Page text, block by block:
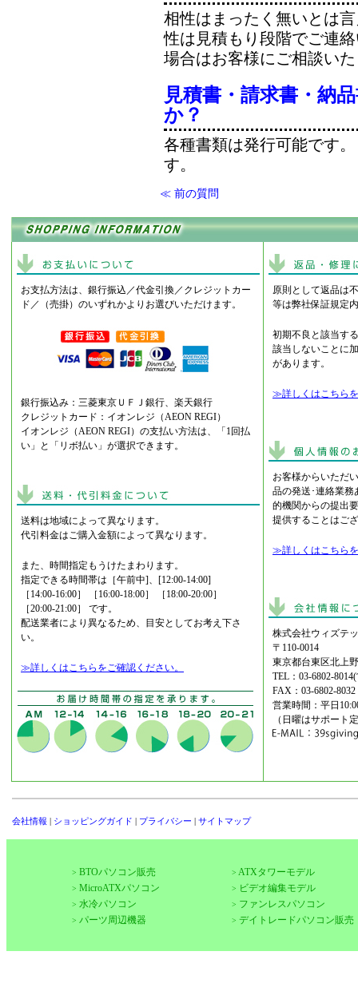
相性はまったく無いとは
性は見積もり段階でご連
場合はお客様にご相談い
見積書・請求書・納
か？
各種書類は発行可能です
す。
≪ 前の質問
お支払方法は、銀行振込／代金引換／クレジットカー
ド／（売掛）のいずれかよりお選びいただけます。
銀行振込み：三菱東京ＵＦＪ銀行、楽天銀行
クレジットカード：イオンレジ（AEON REGI）
イオンレジ（AEON REGI）の支払い方法は、「1回払
い」と「リボ払い」が選択できます。
送料は地域によって異なります。
代引料金はご購入金額によって異なります。
また、時間指定もうけたまわります。
指定できる時間帯は［午前中]、[12:00-14:00]
［14:00-16:00］ ［16:00-18:00］ ［18:00-20:00］
［20:00-21:00］ です。
配送業者により異なるため、目安としてお考え下さ
い。
≫詳しくはこちらをご確認ください。
原則として返品は
等は弊社保証規定
初期不良と該当す
該当しないことに
があります。
≫詳しくはこちら
お客様からいただ
品の発送･連絡業務
的機関からの提出
提供することはご
≫詳しくはこちら
株式会社ウィズテ
〒110-0014
東京都台東区北上
TEL：03-6802-
FAX：03-6802-8032
営業時間：平日
（日曜はサポート
会社情報 | ショッピングガイド | プライバシー | サイトマップ
> BTOパソコン販売 > ATXタワーモデル
> MicroATXパソコン > ビデオ編集モデル
> 水冷パソコン > ファンレスパソコン
> パーツ周辺機器 > デイトレードパソコン販売